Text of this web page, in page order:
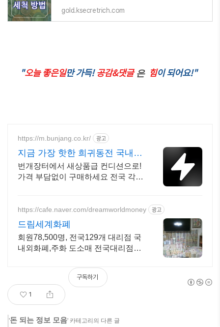
gold.ksecretrich.com
"오늘 좋은일만 가득!공감&댓글 은 힘이 되어요!"
https://m.bunjang.co.kr/ 광고
지금 가장 핫한 희귀동전 국내
최대 브랜드 중고거래
번개장터에서 새상품급 컨디션으로!
가격 부담없이 구매하세요 전국 각지
https://cafe.naver.com/dreamworldmoney 광고
드림세계화폐
회원78,500명, 전국129개 대리점 국
내외화폐,주화 도소매 전국대리점상
1
구독하기
'돈 되는 정보 모음' 카테고리의 다른 글